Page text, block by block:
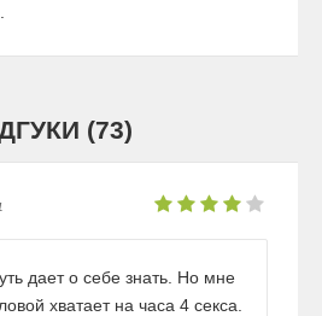
(73)
дает о себе знать. Но мне
хватает на часа 4 секса.